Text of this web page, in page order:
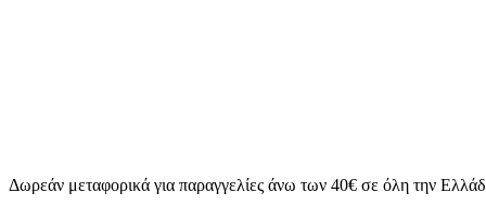
Δωρεάν μεταφορικά για παραγγελίες άνω των 40€ σε όλη την